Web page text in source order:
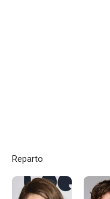
Reparto